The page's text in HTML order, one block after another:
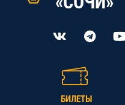
БИЛЕТЫ